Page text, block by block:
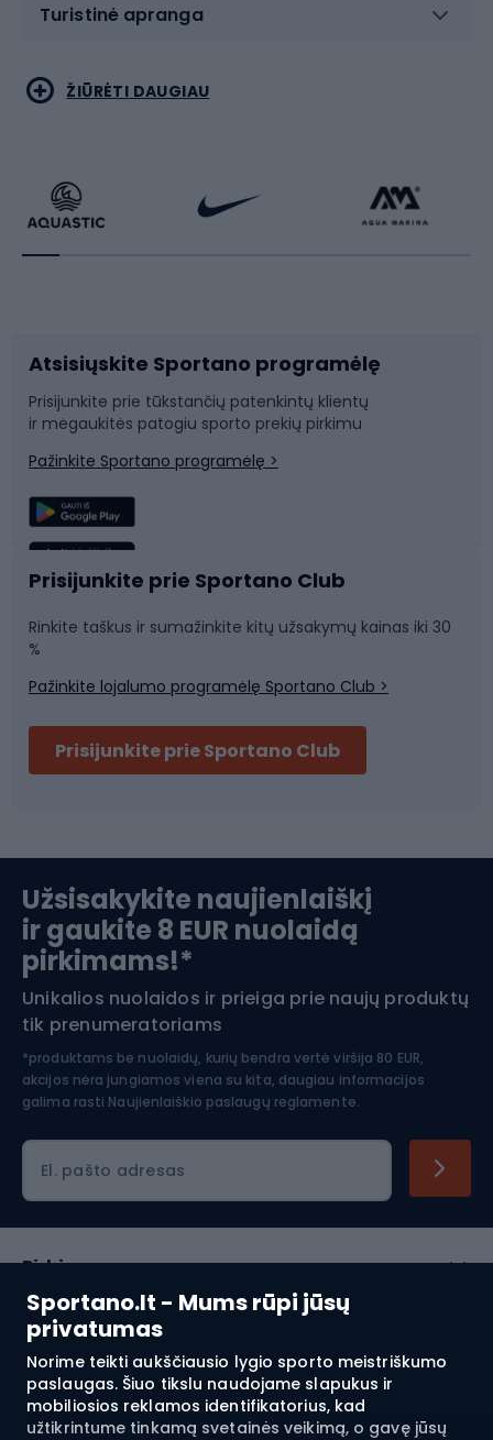
Sportano.lt - Mums rūpi jūsų
privatumas
Norime teikti aukščiausio lygio sporto meistriškumo
paslaugas. Šiuo tikslu naudojame slapukus ir
mobiliosios reklamos identifikatorius, kad
užtikrintume tinkamą svetainės veikimą, o gavę jūsų
Turistinė apranga
Bėgimas
Dviratininkų apranga
Dviračių dalys
Laipiojimas
Žvejyba
Sportinė medicina
Koviniai sportai
Rakečių sportas
Rogutės ir čiuožynės
Snieglenčių sportas
Plaukimas
Komandinis sportas
Slidinėjimas
Apranga žiemos sportui
Šiaurietiškas ėjimas
ŽIŪRĖTI DAUGIAU
Atsisiųskite Sportano programėlę
Prisijunkite prie tūkstančių patenkintų klientų
ir mėgaukitės patogiu sporto prekių pirkimu
Pažinkite Sportano programėlę >
Prisijunkite prie Sportano Club
Rinkite taškus ir sumažinkite kitų užsakymų kainas iki 30
%
Pažinkite lojalumo programėlę Sportano Club >
Prisijunkite prie Sportano Club
Užsisakykite naujienlaiškį
ir gaukite 8 EUR nuolaidą
pirkimams!*
Unikalios nuolaidos ir prieiga prie naujų produktų
tik prenumeratoriams
*produktams be nuolaidų, kurių bendra vertė viršija 80 EUR,
akcijos nėra jungiamos viena su kita, daugiau informacijos
galima rasti Naujienlaiškio paslaugų reglamente.
El. pašto adresas
Pirkimas
Klientų aptarnavimas
Reglamentai
Apie mus